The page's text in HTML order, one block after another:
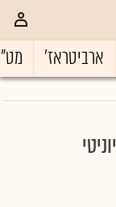
ארביטראז'